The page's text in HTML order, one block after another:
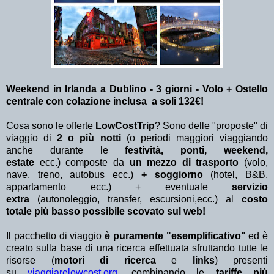
Weekend in Irlanda a Dublino - 3 giorni - Volo + Ostello
centrale con colazione inclusa a soli 132€!
Cosa sono le offerte LowCostTrip? Sono delle "proposte" di
viaggio di2 o più notti (o periodi maggiori viaggiando
anche durante lefestività, ponti, weekend,
estate ecc.) composte da un mezzo di trasporto (volo,
nave, treno, autobus ecc.) + soggiorno(hotel, B&B,
appartamento ecc.) + eventuale servizio
extra (autonoleggio, transfer, escursioni,ecc.) al costo
totale più basso possibile scovato sul web!
Il pacchetto di viaggio è puramente "esemplificativo" ed è
creato sulla base di una ricerca effettuata sfruttando tutte le
risorse (motori di ricerca e links) presenti